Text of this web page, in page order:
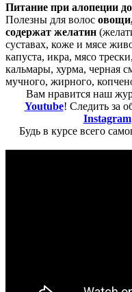
Питание при алопеции
Полезны для волос
содержат желатин
суставах, коже и мясе
капуста, икра, мясо
кальмары, хурма, черная
мучного, жирного,
Вам нравится наш
Youtube! Следить за
Instagram
Будь в курсе всего